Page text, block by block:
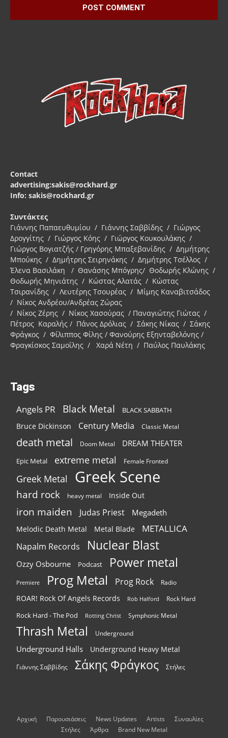
Contact
advertising:sakis@rockhard.gr
Info: sakis@rockhard.gr
Συντάκτες
Γιάννης Παπαευθυμίου / Γιάννης Σαββίδης / Γιώργος
Δρογγίτης / Γιώργος Κόης / Γιώργος Κουκουλάκης /
Γιώργος Βογιατζής / Γρηγόρης Μπαξεβανίδης / Δημήτρης
Μπούκης / Δημήτρης Σειρηνάκης / Δημήτρης Τσέλλος /
Έλενα Βασιλάκη / Θανάσης Μπόγρης/ Θοδωρής Κλώνης /
Θοδωρής Μηνιάτης / Κώστας Αλατάς / Κώστας
Τσιρανίδης / Λευτέρης Τσουρέας / Μίμης Καναβιτσάδος
/ Νίκος Ανδρέου/Ανδρέας Ζώρας
/ Νίκος Ζέρης / Νίκος Χασούρας / Παναγιώτης Γιώτας /
Πέτρος Καραλής / Πάνος Δρόλιας / Σάκης Νίκας / Σάκης
Φράγκος / Φίλιππος Φίλης / Φανούρης Εξηνταβελόνης /
Φραγκίσκος Σαμοΐλης / Χαρά Νέτη / Παύλος Παυλάκης
Tags
Angels PR Black Metal BLACK SABBATH
Bruce Dickinson Century Media Classic Metal
death metal Doom Metal DREAM THEATER
Epic Metal extreme metal Female Fronted
Greek Metal Greek Scene
hard rock heavy metal Inside Out
iron maiden Judas Priest Megadeth
Melodic Death Metal Metal Blade METALLICA
Napalm Records Nuclear Blast
Ozzy Osbourne Podcast Power metal
Premiere Prog Metal Prog Rock Radio
ROAR! Rock Of Angels Records Rob Halford Rock Hard
Rock Hard - The Pod Rotting Christ Symphonic Metal
Thrash Metal Underground
Underground Halls Underground Heavy Metal
Γιάννης Σαββίδης Σάκης Φράγκος Στήλες
Αρχική Παρουσιάσεις News Updates Artists
Συναυλίες
Στήλες
Άρθρα Brand New Metal